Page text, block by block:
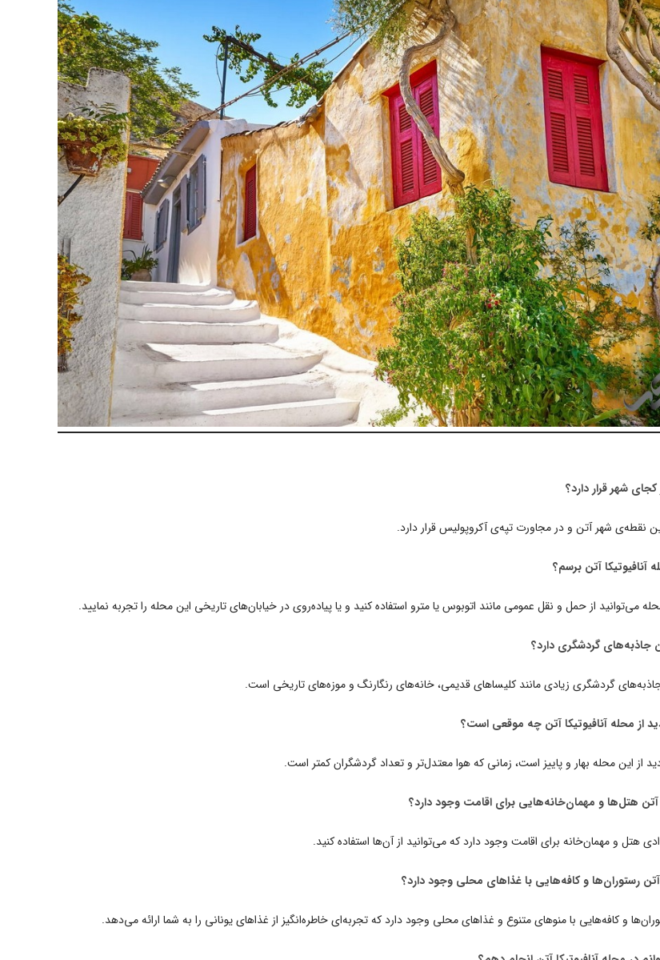
نقطه‌ی شهر آتن و در مجاورت تپه‌ی آکروپولیس قرار دارد.
می‌توانید از حمل و نقل عمومی مانند اتوبوس یا مترو استفاده کنید و یا پیاده‌روی در خیابان‌های تاریخی این محله را تجربه نمایید.
جاذبه‌های گردشگری زیادی مانند کلیساهای قدیمی، خانه‌های رنگارنگ و موزه‌های تاریخی است.
از این محله بهار و پاییز است، زمانی که هوا معتدل‌تر و تعداد گردشگران کمتر است.
هتل و مهمان‌خانه برای اقامت وجود دارد که می‌توانید از آن‌ها استفاده کنید.
و کافه‌هایی با منوهای متنوع و غذاهای محلی وجود دارد که تجربه‌ای خاطره‌انگیز از غذاهای یونانی را به شما ارائه می‌دهد.